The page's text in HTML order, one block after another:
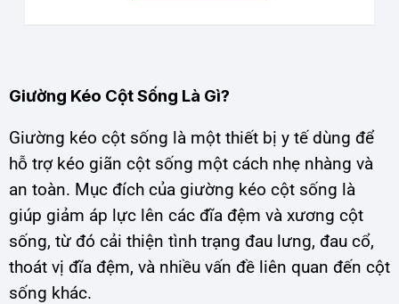
Giường Kéo Cột Sống Là Gì?
Giường kéo cột sống là một thiết bị y tế dùng để
hỗ trợ kéo giãn cột sống một cách nhẹ nhàng và
an toàn. Mục đích của giường kéo cột sống là
giúp giảm áp lực lên các đĩa đệm và xương cột
sống, từ đó cải thiện tình trạng đau lưng, đau cổ,
thoát vị đĩa đệm, và nhiều vấn đề liên quan đến cột
sống khác.